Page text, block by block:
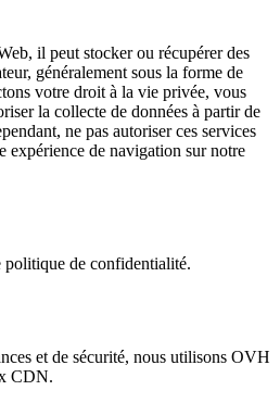
il peut stocker ou récupérer des
généralement sous la forme de
votre droit à la vie privée, vous
la collecte de données à partir de
ne pas autoriser ces services
expérience de navigation sur notre
politique de confidentialité.
et de sécurité, nous utilisons OVH
CDN.